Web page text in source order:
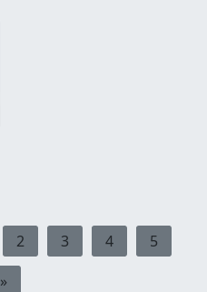
2 3 4
5
»